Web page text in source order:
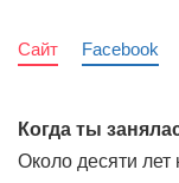
Сайт Facebook
Когда ты
Около десяти лет